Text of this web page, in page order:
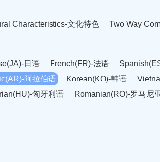
Characteristics-文化特色 Two Way
日语 French(FR)-法语
阿拉伯语 Korean(KO)-韩语
匈牙利语
Romanian(RO)-罗马尼